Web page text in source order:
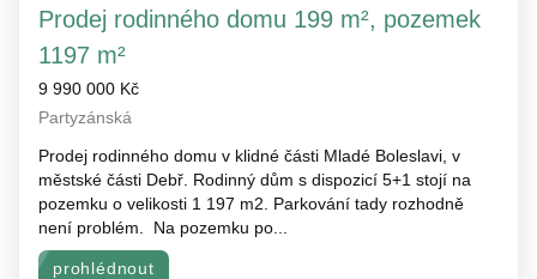
Prodej rodinného domu 199 m², pozemek
1197 m²
9 990 000 Kč
Partyzánská
Prodej rodinného domu v klidné části Mladé Boleslavi, v
městské části Debř. Rodinný dům s dispozicí 5+1 stojí na
pozemku o velikosti 1 197 m2. Parkování tady rozhodně
není problém. Na pozemku po...
prohlédnout